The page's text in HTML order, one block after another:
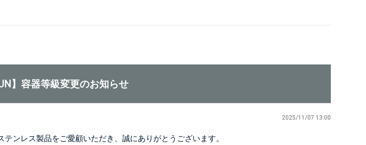
】容器等級変更のお知らせ
2025/11/07 13:00
テンレス製品をご愛顧いただき、誠にありがとうございます。